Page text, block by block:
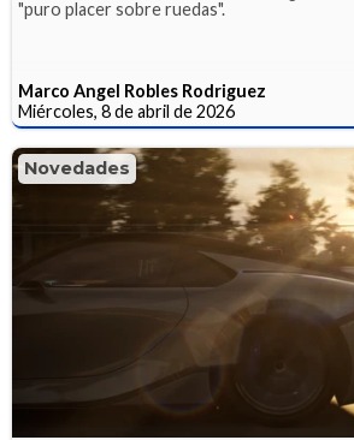
"puro placer sobre ruedas".
Marco Angel Robles Rodriguez
Miércoles, 8 de abril de 2026
Novedades